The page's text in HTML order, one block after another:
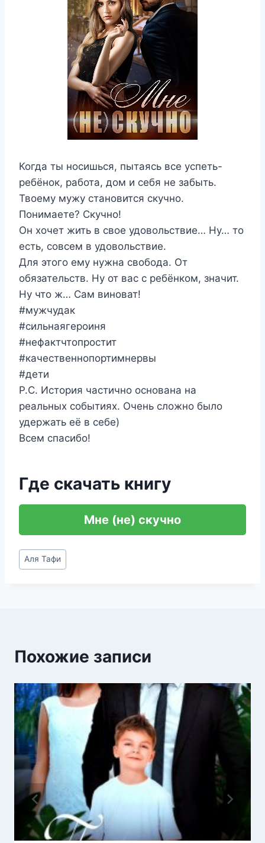
Когда ты носишься, пытаясь все успеть-
ребёнок, работа, дом и себя не забыть.
Твоему мужу становится скучно.
Понимаете? Скучно!
Он хочет жить в свое удовольствие… Ну… то
есть, совсем в удовольствие.
Для этого ему нужна свобода. От
обязательств. Ну от вас с ребёнком, значит.
Ну что ж… Сам виноват!
#мужчудак
#сильнаягероиня
#нефактчтопростит
#качественнопортимнервы
#дети
Р.С. История частично основана на
реальных событиях. Очень сложно было
удержать её в себе)
Всем спасибо!
Где скачать книгу
Мне (не) скучно
Метки
записи:
Аля Тафи
Похожие записи